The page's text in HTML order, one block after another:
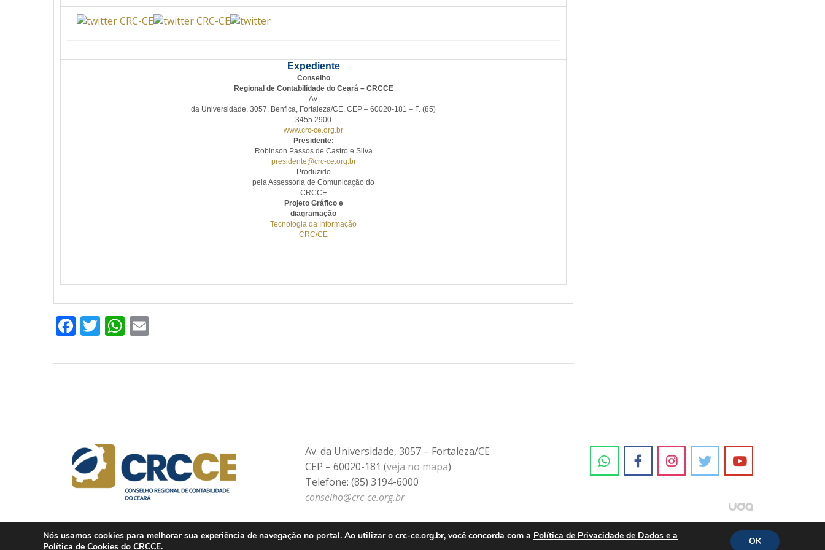
Expediente
Conselho
Regional de Contabilidade do Ceará – CRCCE
Av.
da Universidade, 3057, Benfica, Fortaleza/CE, CEP – 60020-181 – F. (85)
3455.2900
www.crc-ce.org.br
Presidente:
Robinson Passos de Castro e Silva
presidente@crc-ce.org.br
Produzido
pela Assessoria de Comunicação do
CRCCE
Projeto Gráfico e
diagramação
Tecnologia da Informação
CRC/CE
Facebook
TwitterWhatsApp
Av. da Universidade, 3057 – Fortaleza/CE
CEP – 60020-181 (veja no mapa)
Telefone: (85) 3194-6000
conselho@crc-ce.org.br
Nós usamos cookies para melhorar sua experiência de navegação no portal. Ao utilizar o crc-ce.org.br, você concorda com a Política de Privacidade de Dados e a
Política de Cookies do CRCCE. OK